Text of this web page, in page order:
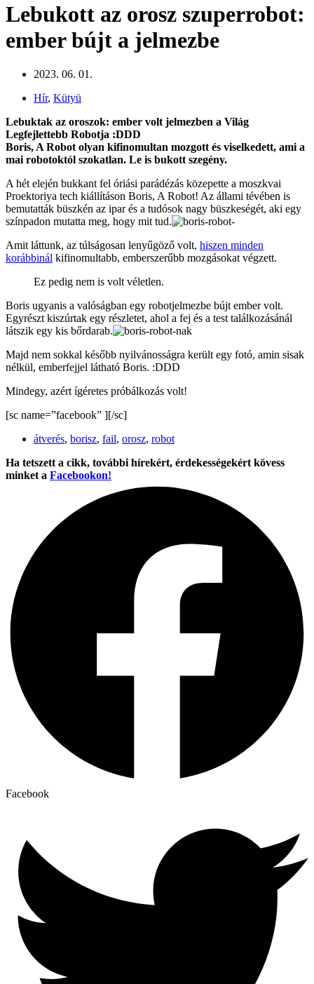
Lebukott az orosz szuperrobot:
ember bújt a jelmezbe
2023. 06. 01.
Hír, Kütyü
Lebuktak az oroszok: ember volt jelmezben a Világ
Legfejlettebb Robotja :DDD
Boris, A Robot olyan kifinomultan mozgott és viselkedett, ami a
mai robotoktól szokatlan. Le is bukott szegény.
A hét elején bukkant fel óriási parádézás közepette a moszkvai
Proektoriya tech kiállításon Boris, A Robot! Az állami tévében is
bemutatták büszkén az ipar és a tudósok nagy büszkeségét, aki egy
színpadon mutatta meg, hogy mit tud.
Amit láttunk, az túlságosan lenyűgöző volt, hiszen minden
korábbinál kifinomultabb, emberszerűbb mozgásokat végzett.
Ez pedig nem is volt véletlen.
Boris ugyanis a valóságban egy robotjelmezbe bújt ember volt.
Egyrészt kiszúrtak egy részletet, ahol a fej és a test találkozásánál
látszik egy kis bőrdarab.
Majd nem sokkal később nyilvánosságra került egy fotó, amin sisak
nélkül, emberfejjel látható Boris. :DDD
Mindegy, azért ígéretes próbálkozás volt!
[sc name=”facebook” ][/sc]
átverés, borisz, fail, orosz, robot
Ha tetszett a cikk, további hírekért, érdekességekért kövess
minket a Facebookon!
Facebook